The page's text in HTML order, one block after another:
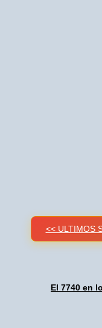
<< ULTIMOS
El 7740 en